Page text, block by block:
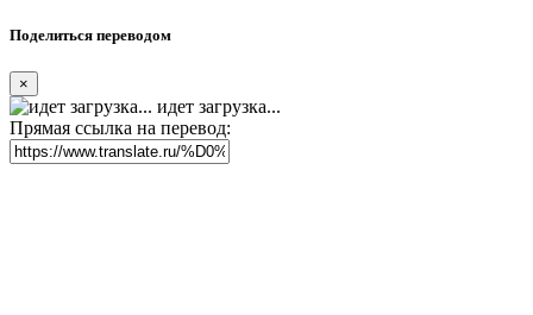
Поделиться переводом
×
идет загрузка...
Прямая ссылка на перевод: